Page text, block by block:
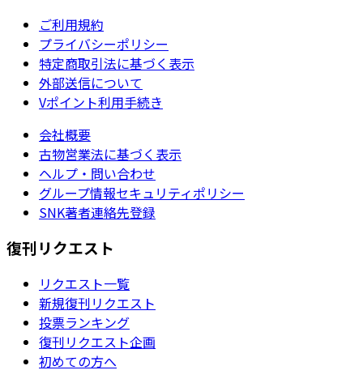
ご利用規約
プライバシーポリシー
特定商取引法に基づく表示
外部送信について
Vポイント利用手続き
会社概要
古物営業法に基づく表示
ヘルプ・問い合わせ
グループ情報セキュリティポリシー
SNK著者連絡先登録
復刊リクエスト
リクエスト一覧
新規復刊リクエスト
投票ランキング
復刊リクエスト企画
初めての方へ